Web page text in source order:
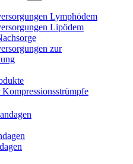
Lymphödem
Lipödem
zur